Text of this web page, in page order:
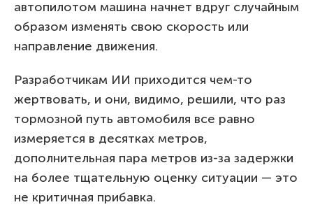
автопилотом машина начнет вдруг случайным
образом изменять свою скорость или
направление движения.
Разработчикам ИИ приходится чем-то
жертвовать, и они, видимо, решили, что раз
тормозной путь автомобиля все равно
измеряется в десятках метров,
дополнительная пара метров из-за задержки
на более тщательную оценку ситуации — это
не критичная прибавка.